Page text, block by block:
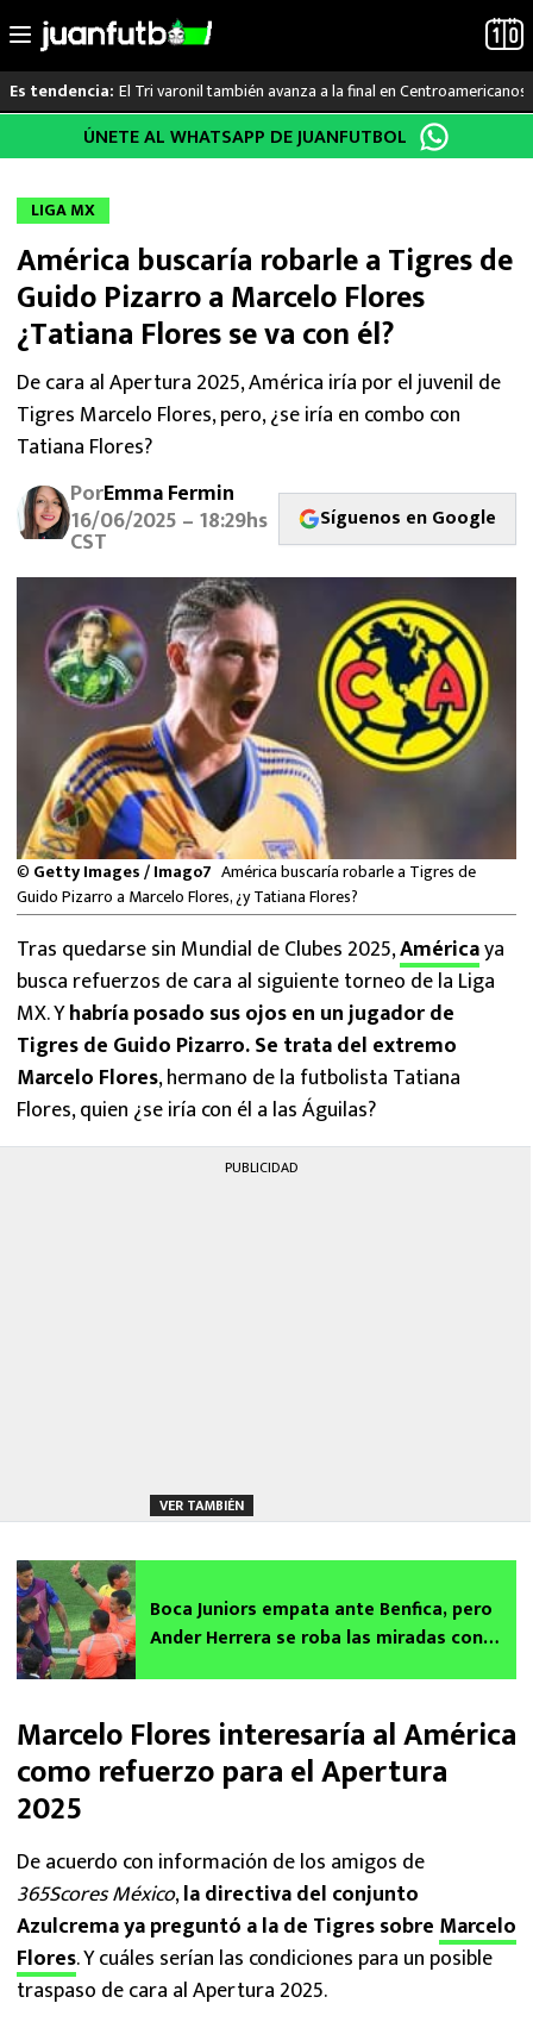
al
Es tendencia: El Tri varonil también avanza a la final en Centroamericanos
LO ÚLTIMO
LIGA MX
RAYADOS
PUMAS
ATLANTE
SELECCIÓN MEXICANA
FUTBOL INTERNACIONAL
MEXICANOS EN EL EXTRANJERO
FUTBOL ESTUFA
FÓRMULA 1
LIGA MX
NFL
ÚNETE AL WHATSAPP DE JUANFUTBOL
LIGA MX
América buscaría robarle a Tigres de
Guido Pizarro a Marcelo Flores
¿Tatiana Flores se va con él?
De cara al Apertura 2025, América iría por el juvenil de
Tigres Marcelo Flores, pero, ¿se iría en combo con
Tatiana Flores?
PorEmma Fermin
16/06/2025 – 18:29hs
CST
Síguenos en Google
© Getty Images / Imago7 América buscaría robarle a Tigres de
Guido Pizarro a Marcelo Flores, ¿y Tatiana Flores?
Tras quedarse sin Mundial de Clubes 2025,Américaya
busca refuerzos de cara al siguiente torneo de la Liga
MX. Yhabría posado sus ojos en un jugador de
Tigres de Guido Pizarro. Se trata del extremo
Marcelo Flores, hermano de la futbolista Tatiana
Flores, quien ¿se iría con él a las Águilas?
PUBLICIDAD
VER TAMBIÉN
Boca Juniors empata ante Benfica, pero
Ander Herrera se roba las miradas con
Marcelo Flores interesaría al América
como refuerzo para el Apertura
2025
De acuerdo con información de los amigos de
365Scores México,la directiva del conjunto
Azulcrema ya preguntó a la de Tigres sobre Marcelo
Flores. Y cuáles serían las condiciones para un posible
traspaso de cara al Apertura 2025.